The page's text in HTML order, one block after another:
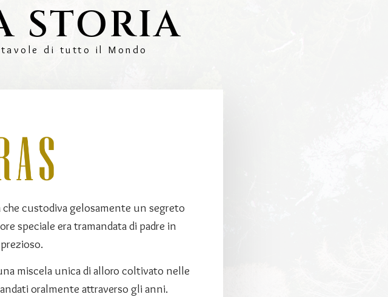
STORIA
di tutto il Mondo
custodiva gelosamente un segreto
speciale era tramandata di padre in
miscela unica di alloro coltivato nelle
oralmente attraverso gli anni.